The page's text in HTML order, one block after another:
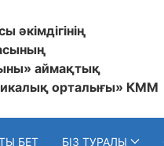
аймақтық
орталығы» КММ
БЕТ БІЗ ТУРАЛЫ